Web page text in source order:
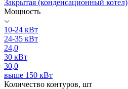
Закрытая (конденсационный котел)
Мощность
10-24 кВт
24-35 кВт
24,0
30 кВт
30,0
выше 150 кВт
Количество контуров, шт